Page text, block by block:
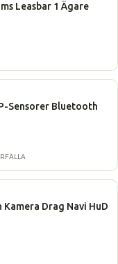
Leasbar 1 Ägare
Sensorer Bluetooth
Drag Navi HuD